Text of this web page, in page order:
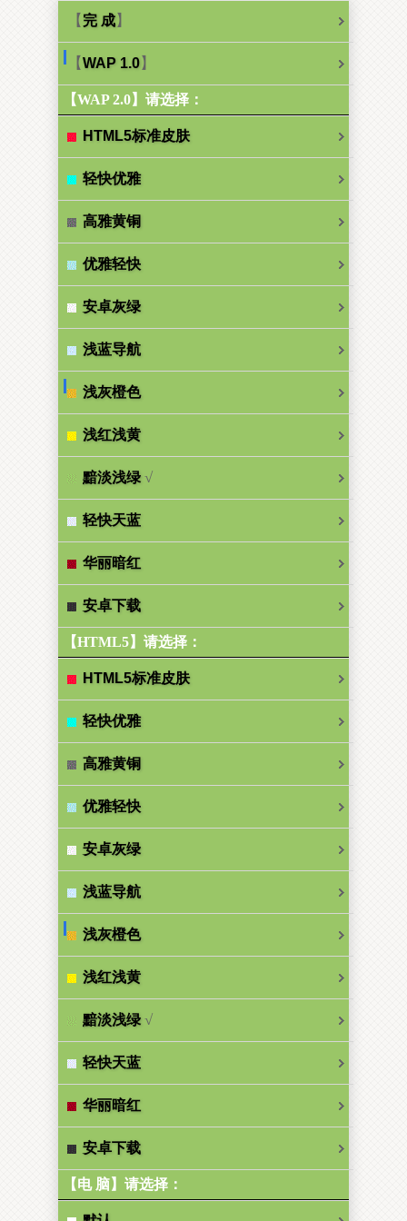
【 完 成】
【WAP 1.0】
【WAP 2.0】请选择：
HTML5标准皮肤
轻快优雅
高雅黄铜
优雅轻快
安卓灰绿
浅蓝导航
浅灰橙色
浅红浅黄
黯淡浅绿√
轻快天蓝
华丽暗红
安卓下载
【HTML5】请选择：
HTML5标准皮肤
轻快优雅
高雅黄铜
优雅轻快
安卓灰绿
浅蓝导航
浅灰橙色
浅红浅黄
黯淡浅绿√
轻快天蓝
华丽暗红
安卓下载
【电 脑】请选择：